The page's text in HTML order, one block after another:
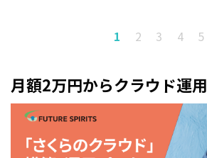
1 2 3 4 5
月額2万円からクラウド運用